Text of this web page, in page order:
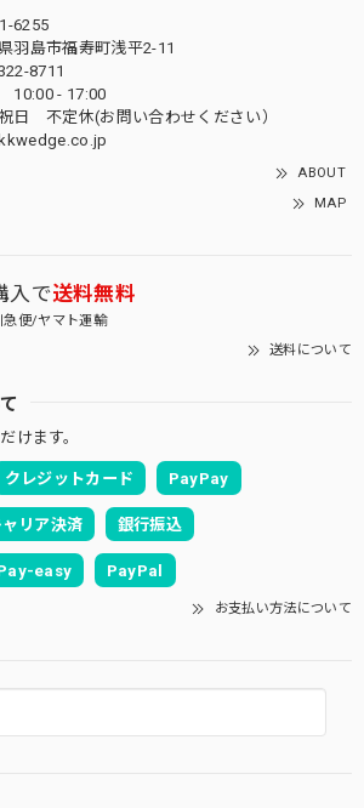
6255
羽島市福寿町浅平2-11
8711
10:00 - 17:00
日 不定休(お問い合わせください）
ABOUT
MAP
入で送料無料
急便/ヤマト運輸
送料について
けます。
クレジットカード PayPay
ャリア決済 銀行振込
easy PayPal
お支払い方法について